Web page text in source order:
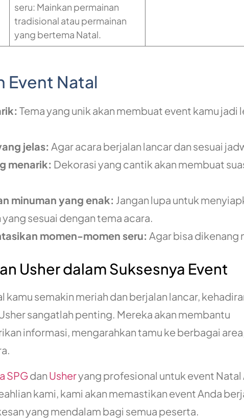
seru: Mainkan permainan
tradisional atau permainan
yang bertema Natal.
Event Natal
Tema yang unik akan membuat event kamu jadi
jelas: Agar acara berjalan lancar dan sesuai
menarik: Dekorasi yang cantik akan membuat
minuman yang enak: Jangan lupa untuk
sesuai dengan tema acara.
momen-momen seru: Agar bisa dikenang
Usher dalam Suksesnya Event
semakin meriah dan berjalan lancar,
sangatlah penting. Mereka akan membantu
informasi, mengarahkan tamu ke berbagai
SPGdan Usheryang profesional untuk event Natal
kami, kami akan memastikan event Anda
yang mendalam bagi semua peserta.